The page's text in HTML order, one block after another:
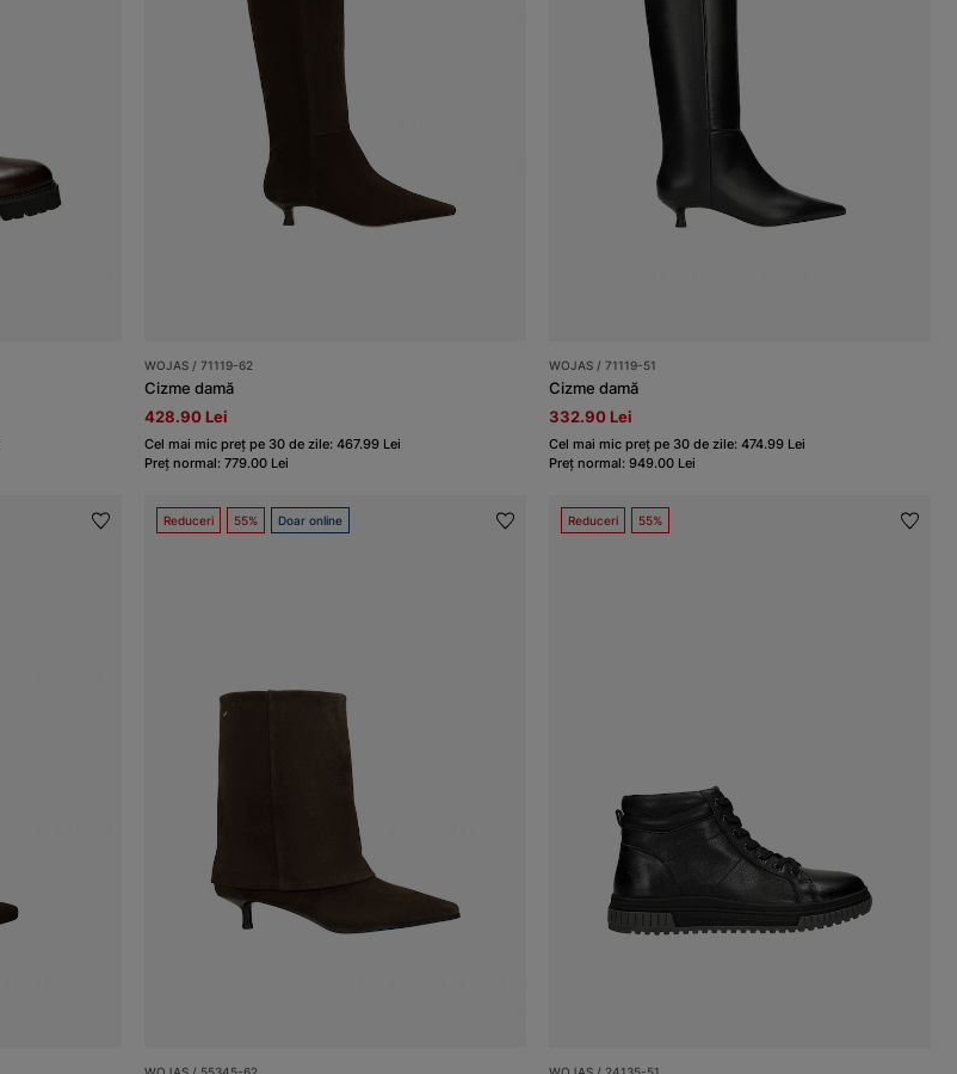
WOJAS / 71119-62
Cizme damă
428.90 Lei
Cel mai mic preț pe 30 de zile: 467.99 Lei
Preț normal: 779.00 Lei
WOJAS / 71119-51
Cizme damă
332.90 Lei
Cel mai mic preț pe 30 de zile: 474.99 Lei
Preț normal: 949.00 Lei
Reduceri 55% Doar online Reduceri 55%